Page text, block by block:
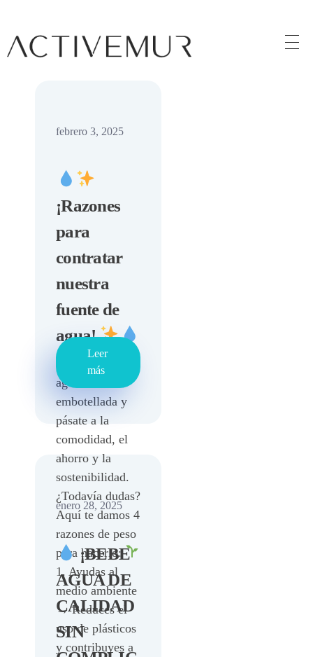
febrero 3, 2025
¡Razones
para
contratar
nuestra
fuente de
agua!
Di adiós al
agua
embotellada y
pásate a la
comodidad, el
ahorro y la
sostenibilidad.
¿Todavía dudas?
Aquí te damos 4
razones de peso
para hacerlo:
1. Ayudas al
medio ambiente
→ Reduces el
uso de plásticos
y contribuyes a
Leer
más
enero 28, 2025
¡BEBE
AGUA DE
CALIDAD
SIN